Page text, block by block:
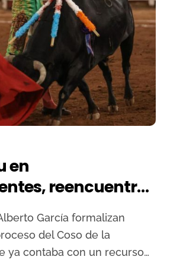
en
reencuentro
del Coso de la
ya contaba con un recurso…